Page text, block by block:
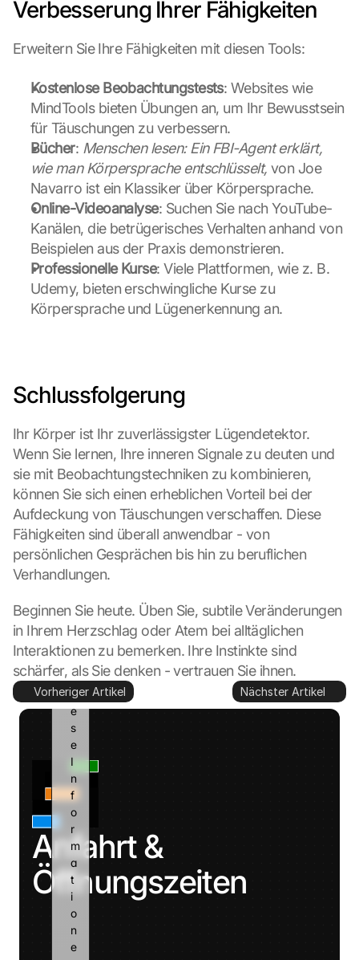
Verbesserung Ihrer Fähigkeiten
Erweitern Sie Ihre Fähigkeiten mit diesen Tools:
Kostenlose Beobachtungstests: Websites wie
MindTools bieten Übungen an, um Ihr Bewusstsein
für Täuschungen zu verbessern.
Bücher: Menschen lesen: Ein FBI-Agent erklärt,
wie man Körpersprache entschlüsselt, von Joe
Navarro ist ein Klassiker über Körpersprache.
Online-Videoanalyse: Suchen Sie nach YouTube-
Kanälen, die betrügerisches Verhalten anhand von
Beispielen aus der Praxis demonstrieren.
Professionelle Kurse: Viele Plattformen, wie z. B.
Udemy, bieten erschwingliche Kurse zu
Körpersprache und Lügenerkennung an.
Schlussfolgerung
Ihr Körper ist Ihr zuverlässigster Lügendetektor.
Wenn Sie lernen, Ihre inneren Signale zu deuten und
sie mit Beobachtungstechniken zu kombinieren,
können Sie sich einen erheblichen Vorteil bei der
Aufdeckung von Täuschungen verschaffen. Diese
Fähigkeiten sind überall anwendbar - von
persönlichen Gesprächen bis hin zu beruflichen
Verhandlungen.
Beginnen Sie heute. Üben Sie, subtile Veränderungen
in Ihrem Herzschlag oder Atem bei alltäglichen
Interaktionen zu bemerken. Ihre Instinkte sind
schärfer, als Sie denken - vertrauen Sie ihnen.
Vorheriger Artikel Nächster Artikel
Anfahrt &
Öffnungszeiten
e
b
r
t
a
g
e
n
u
C
o
o
k
e
s
t
z
t
.
G
o
g
l
k
a
n
d
i
e
s
e
I
n
f
o
r
m
a
t
i
o
n
e